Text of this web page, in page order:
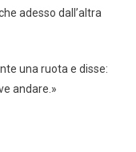
adesso dall’altra
una ruota e disse:
andare.»